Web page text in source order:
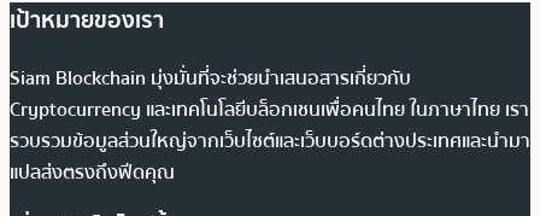
เป้าหมายของเรา
Siam Blockchain มุ่งมั่นที่จะช่วยนำเสนอสารเกี่ยวกับ
Cryptocurrency และเทคโนโลยีบล็อกเชนเพื่อคนไทย ในภาษาไทย เรา
รวบรวมข้อมูลส่วนใหญ่จากเว็บไซต์และเว็บบอร์ดต่างประเทศและนำมา
แปลส่งตรงถึงฟีดคุณ